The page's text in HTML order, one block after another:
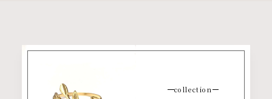
collection